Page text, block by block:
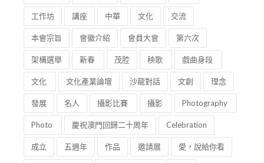
工作坊 講座 中華 文化 交流
本會宗旨 會徽介紹 會員大會 第六次
架構選舉 新春 茂腔 秧歌 戲曲身段
文化 文化產業論壇 沙龍對話 文創 理念
發展 名人 攝影比賽 攝影 Photography
Photo 慶祝澳門回歸二十周年 Celebration
成立 五週年 作品 邀請展 愛，說給你看